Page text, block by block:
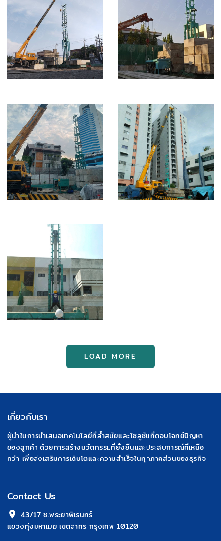
โกดัง Charoen
Decor ซอยลาซาล
24
I22 = 41 ต้น / I26 =
75 ต้น
หมู่บ้านปัญญา ซอย
พัฒนาการ 30
I26 = 149 ต้น
บ้านบ้าน ซอย
วิภาวดี 20
I26 = 116 ต้น
อาคารสำนักงาน
แฮปปี้แลนด์
Building
Ogard ประชาชื่น
Single house
LOAD MORE
เกี่ยวกับเรา
ผู้นำในการนำเสนอเทคโนโลยีที่ล้ำสมัยและโซลูชันที่ตอบโจทย์ปัญหา
ของลูกค้า ด้วยการสร้างนวัตกรรมที่ยั่งยืนและประสบการณ์ที่เหนือ
กว่า เพื่อส่งเสริมการเติบโตและความสำเร็จในทุกภาคส่วนของธุรกิจ
Contact Us
43/17 ซ.พระยาพิเรนทร์
แขวงทุ่งมหาเมฆ เขตสาทร กรุงเทพ 10120